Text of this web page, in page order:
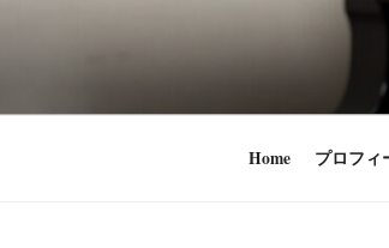
ン
時田
歌うこ
うこと
Home プロフィ